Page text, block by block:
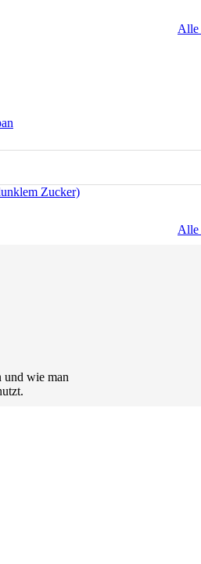
Alle
Zucker)
Alle
und wie man